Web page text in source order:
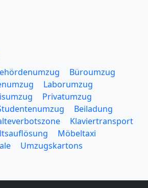
Büroumzug
Laborumzug
Privatumzug
Beiladung
Klaviertransport
Möbeltaxi
Umzugskartons